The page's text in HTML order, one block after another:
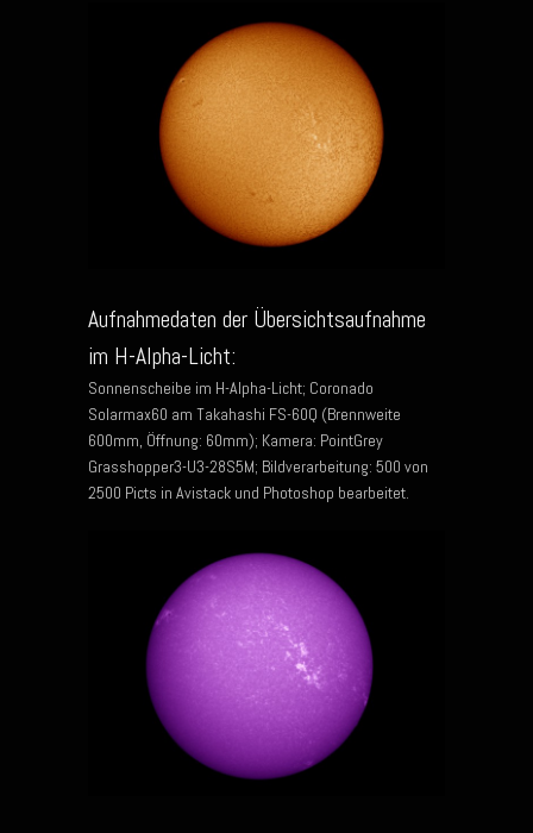
Aufnahmedaten der Übersichtsaufnahme
im H-Alpha-Licht:
Sonnenscheibe im H-Alpha-Licht; Coronado
Solarmax60 am Takahashi FS-60Q (Brennweite
600mm, Öffnung: 60mm); Kamera: PointGrey
Grasshopper3-U3-28S5M; Bildverarbeitung: 500 von
2500 Picts in Avistack und Photoshop bearbeitet.